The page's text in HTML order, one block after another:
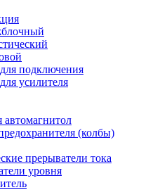
подключения
усилителя
автомагнитол
(колбы)
прерыватели тока
уровня